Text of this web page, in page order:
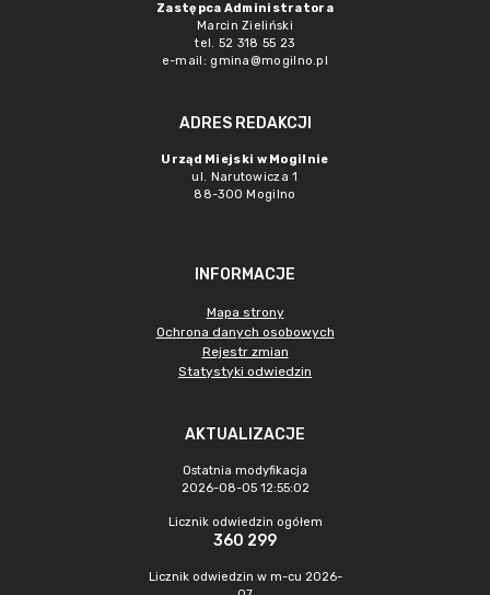
Zastępca Administratora
Marcin Zieliński
tel. 52 318 55 23
e-mail: gmina@mogilno.pl
ADRES REDAKCJI
Urząd Miejski w Mogilnie
ul. Narutowicza 1
88-300 Mogilno
INFORMACJE
Mapa strony
Ochrona danych osobowych
Rejestr zmian
Statystyki odwiedzin
AKTUALIZACJE
Ostatnia modyfikacja
2026-08-05 12:55:02
Licznik odwiedzin ogółem
360 299
Licznik odwiedzin w m-cu 2026-